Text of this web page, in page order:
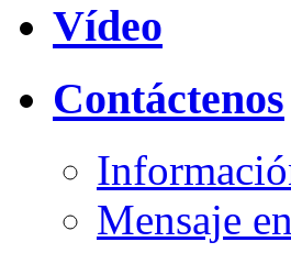
Vídeo
Contáctenos
Mensaje